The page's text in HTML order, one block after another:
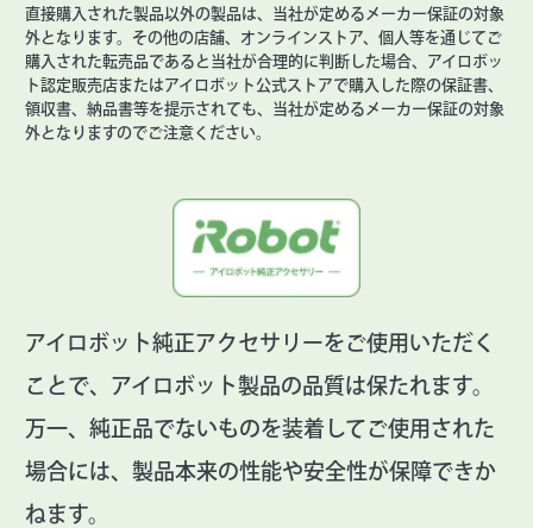
直接購入された製品以外の製品は、当社が定めるメーカー保証の対象
外となります。その他の店舗、オンラインストア、個人等を通じてご
購入された転売品であると当社が合理的に判断した場合、アイロボッ
ト認定販売店またはアイロボット公式ストアで購入した際の保証書、
領収書、納品書等を提示されても、当社が定めるメーカー保証の対象
外となりますのでご注意ください。
アイロボット純正アクセサリーをご使用いただく
ことで、アイロボット製品の品質は保たれます。
万一、純正品でないものを装着してご使用された
場合には、製品本来の性能や安全性が保障できか
ねます。